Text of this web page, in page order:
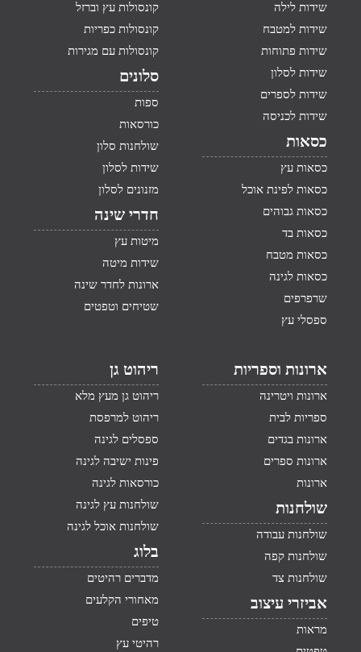
שידות לילה
שידות למטבח
שידות פתוחות
שידות לסלון
שידות לספרים
שידות לכניסה
כסאות
כסאות עץ
כסאות לפינת אוכל
כסאות גבוהים
כסאות בד
כסאות מטבח
כסאות לגינה
שרפרפים
ספסלי עץ
קונסולות עץ וברזל
קונסולות כפריות
קונסולות עם מגירות
סלונים
ספות
כורסאות
שולחנות סלון
שידות לסלון
מזנונים לסלון
חדרי שינה
מיטות עץ
שידות מיטה
ארונות לחדר שינה
שטיחים וטפטים
ארונות וספריות
ארונות ויטרינה
ספריות לבית
ארונות בגדים
ארונות ספרים
ארונות
שולחנות
שולחנות עבודה
שולחנות קפה
שולחנות צד
אביזרי עיצוב
מראות
ריהוט גן
ריהוט גן מעץ מלא
ריהוט למרפסת
ספסלים לגינה
פינות ישיבה לגינה
כורסאות לגינה
שולחנות עץ לגינה
שולחנות אוכל לגינה
בלוג
מדברים רהיטים
מאחורי הקלעים
טיפים
רהיטי עץ